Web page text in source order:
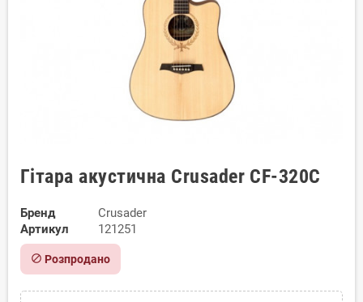
Гітара акустична Crusader CF-320C
Бренд
Crusader
Артикул
121251
block Розпродано